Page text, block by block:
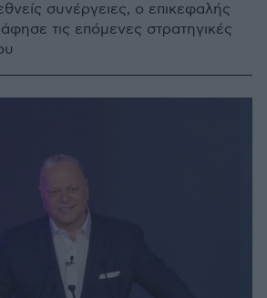
συνέργειες, ο επικεφαλής
τις επόμενες στρατηγικές